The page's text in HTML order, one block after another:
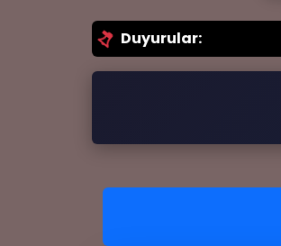
Duyurular: